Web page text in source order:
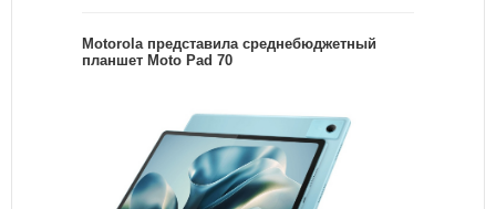
Motorola представила среднебюджетный
планшет Moto Pad 70